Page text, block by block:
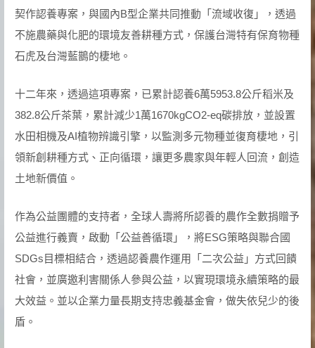
契作認養專案，與國內B型企業共同推動「流域收復」，透過
不施農藥與化肥的環境友善耕種方式，保護台灣特有保育物種
石虎及台灣藍鵲的棲地。
十二年來，透過這項專案，已累計認養6萬5953.8公斤稻米及
382.8公斤茶葉，累計減少1萬1670kgCO2-eq碳排放，並設置
水田相機及AI植物辨識引擎，以監測多元物種並復育棲地，引
領新創耕種方式、正向循環，讓更多農家與年輕人回流，創造
土地新價值。
作為公益團體的支持者，全球人壽將所認養的農作全數捐贈予
公益進行義賣，啟動「公益善循環」，將ESG策略與聯合國
SDGs目標相結合，透過認養農作運用「二次公益」方式回饋
社會，並廣邀利害關係人參與公益，以實現環境永續策略的最
大效益。並以企業力量長期支持忠義基金會，做失依兒少的後
盾。